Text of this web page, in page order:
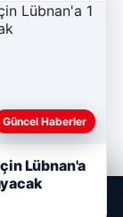
Güncel Haberler
Lübnan'a